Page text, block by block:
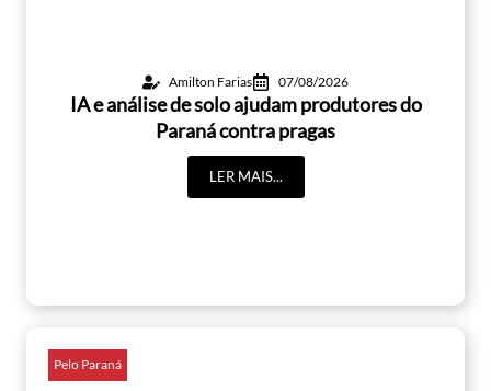
Amilton Farias 07/08/2026
IA e análise de solo ajudam produtores do
Paraná contra pragas
LER MAIS...
Pelo Paraná